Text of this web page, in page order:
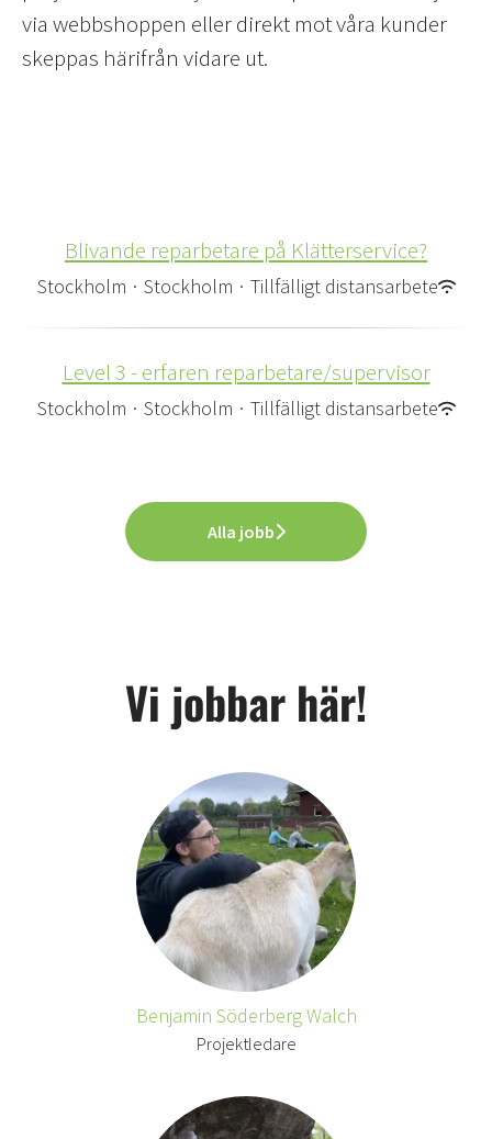
via webbshoppen eller direkt mot våra kunder
skeppas härifrån vidare ut.
Blivande reparbetare på Klätterservice?
Stockholm · Stockholm · Tillfälligt distansarbete
Level 3 - erfaren reparbetare/supervisor
Stockholm · Stockholm · Tillfälligt distansarbete
Alla jobb
Vi jobbar här!
Benjamin Söderberg Walch
Projektledare